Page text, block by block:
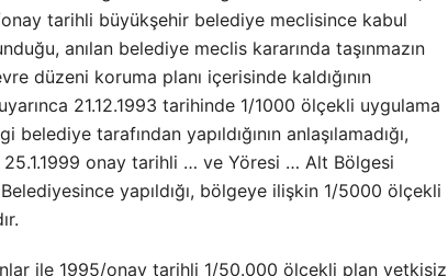
tarihli büyükşehir belediye meclisince kabul
anılan belediye meclis kararında taşınmazın
düzeni koruma planı içerisinde kaldığının
21.12.1993 tarihinde 1/1000 ölçekli uygulama
belediye tarafından yapıldığının anlaşılamadığı,
onay tarihli … ve Yöresi … Alt Bölgesi
yapıldığı, bölgeye ilişkin 1/5000 ölçekli
ile 1995/onay tarihli 1/50.000 ölçekli plan yetkisiz